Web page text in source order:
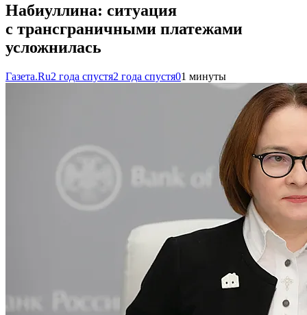
Набиуллина: ситуация
с трансграничными платежами
усложнилась
Газета.Ru2 года спустя2 года спустя01 минуты